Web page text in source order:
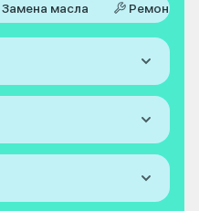
Замена масла Ремонт